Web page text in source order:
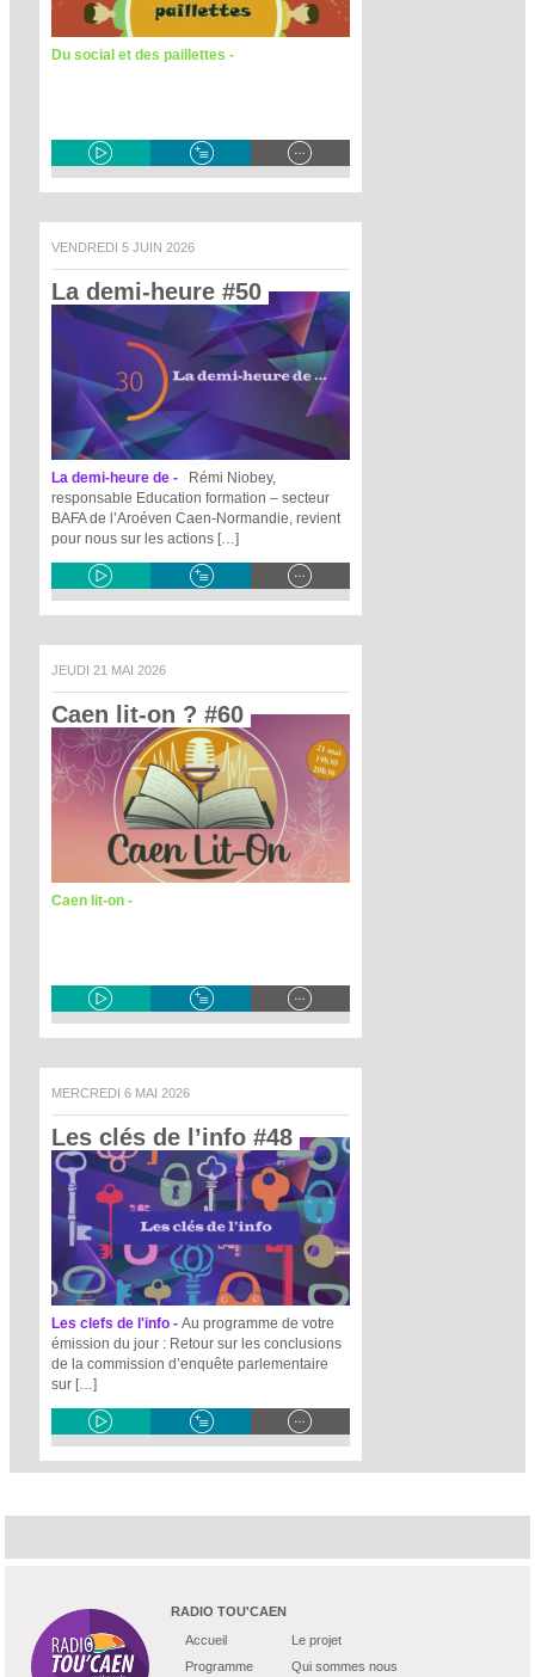
Du social et des paillettes -
VENDREDI 5 JUIN 2026
La demi-heure #50
La demi-heure de -
Rémi Niobey,
responsable Education formation – secteur
BAFA de l’Aroéven Caen-Normandie, revient
pour nous sur les actions […]
JEUDI 21 MAI 2026
Caen lit-on ? #60
Caen lit-on -
MERCREDI 6 MAI 2026
Les clés de l’info #48
Les clefs de l'info - Au programme de votre
émission du jour : Retour sur les conclusions
de la commission d’enquête parlementaire
sur […]
RADIO TOU'CAEN
Accueil
Programme
Le projet
Qui sommes nous